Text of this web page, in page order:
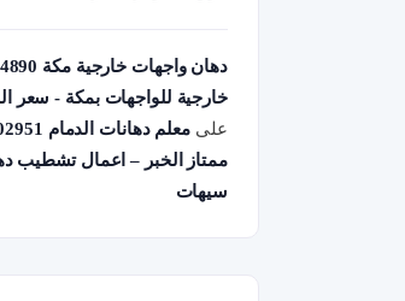
خارجية للواجهات بمكة - سعر
على
ممتاز الخبر – اعمال تشطيب
سيهات